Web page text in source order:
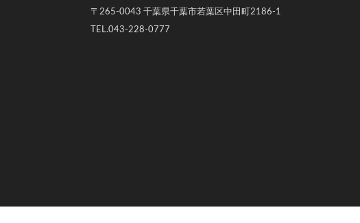
〒265-0043 千葉県千葉市若葉区中田町2186-1
TEL.043-228-0777